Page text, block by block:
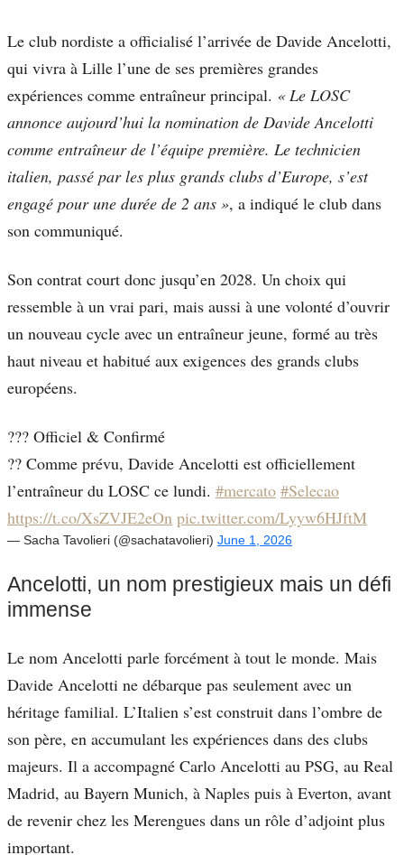
Le club nordiste a officialisé l’arrivée de Davide Ancelotti,
qui vivra à Lille l’une de ses premières grandes
expériences comme entraîneur principal. « Le LOSC
annonce aujourd’hui la nomination de Davide Ancelotti
comme entraîneur de l’équipe première. Le technicien
italien, passé par les plus grands clubs d’Europe, s’est
engagé pour une durée de 2 ans », a indiqué le club dans
son communiqué.
Son contrat court donc jusqu’en 2028. Un choix qui
ressemble à un vrai pari, mais aussi à une volonté d’ouvrir
un nouveau cycle avec un entraîneur jeune, formé au très
haut niveau et habitué aux exigences des grands clubs
européens.
??? Officiel & Confirmé
?? Comme prévu, Davide Ancelotti est officiellement
l’entraîneur du LOSC ce lundi. #mercato #Selecao
https://t.co/XsZVJE2eOn pic.twitter.com/Lyyw6HJftM
— Sacha Tavolieri (@sachatavolieri) June 1, 2026
Ancelotti, un nom prestigieux mais un défi
immense
Le nom Ancelotti parle forcément à tout le monde. Mais
Davide Ancelotti ne débarque pas seulement avec un
héritage familial. L’Italien s’est construit dans l’ombre de
son père, en accumulant les expériences dans des clubs
majeurs. Il a accompagné Carlo Ancelotti au PSG, au Real
Madrid, au Bayern Munich, à Naples puis à Everton, avant
de revenir chez les Merengues dans un rôle d’adjoint plus
important.